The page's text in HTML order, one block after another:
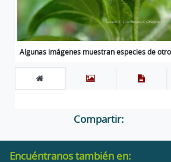
Algunas imágenes muestran especies de
Compartir:
Encuéntranos también en: